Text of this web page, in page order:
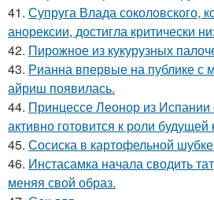
41. Супруга Влада соколовского,
анорексии, достигла критически
42. Пирожное из кукурузных
43. Рианна впервые на публике с
айриш появилась.
44. Принцессе Леонор из Испании
активно готовится к роли
45. Сосиска в картофельной
46. Инстасамка начала сводить
меняя свой образ.